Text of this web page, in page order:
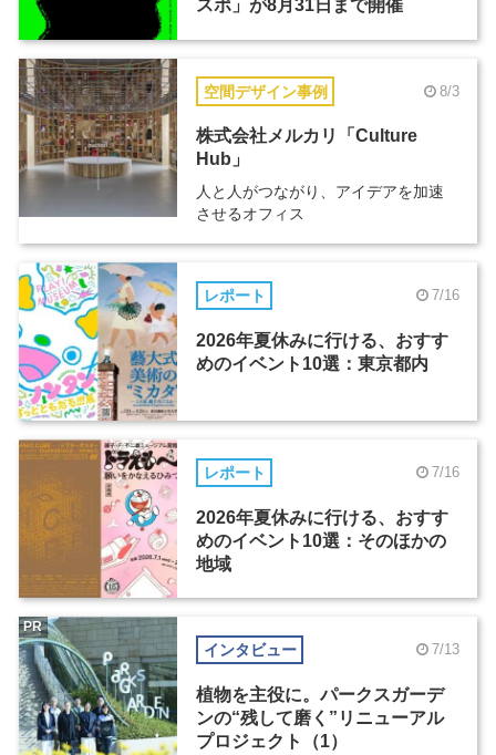
スポ」が8月31日まで開催
空間デザイン事例 8/3
株式会社メルカリ「Culture
Hub」
人と人がつながり、アイデアを加速
させるオフィス
レポート 7/16
2026年夏休みに行ける、おすす
めのイベント10選：東京都内
レポート 7/16
2026年夏休みに行ける、おすす
めのイベント10選：そのほかの
地域
インタビュー 7/13
植物を主役に。パークスガーデ
ンの“残して磨く”リニューアル
プロジェクト（1）
PR